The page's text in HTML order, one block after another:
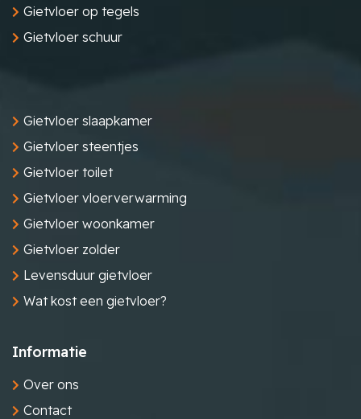
Gietvloer op tegels
Gietvloer schuur
Gietvloer slaapkamer
Gietvloer steentjes
Gietvloer toilet
Gietvloer vloerverwarming
Gietvloer woonkamer
Gietvloer zolder
Levensduur gietvloer
Wat kost een gietvloer?
Informatie
Over ons
Contact